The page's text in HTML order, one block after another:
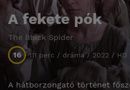
A fekete pók
The Black Spider
16
111 perc / dráma / 2022 / HD
A hátborzongató történet